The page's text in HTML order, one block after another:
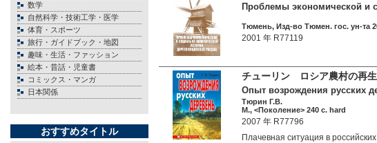
数学
自然科学・技術工学・医学
体育・スポーツ
旅行・ガイドブック・地図
趣味・生活・ファッション
絵本・昔話・児童書
コミックス・マンガ
日本関係
おすすめタイトル
Проблемы экономической и
Тюмень, Изд-во Тюмен. гос. ун-та
2001 年 R77119
チューリン ロシア農村の再
Опыт возрождения русских
Тюрин Г.В.
М., <Поколение> 240 c. hard
2007 年 R77796
Плачевная ситуация в российских